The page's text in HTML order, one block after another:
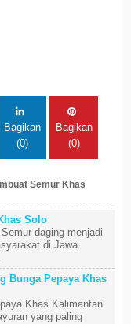
Bagikan
(0)
Bagikan
(0)
Semur Khas
Solo
daging menjadi
di Jawa
Bunga Pepaya Khas
Khas Kalimantan
yang paling